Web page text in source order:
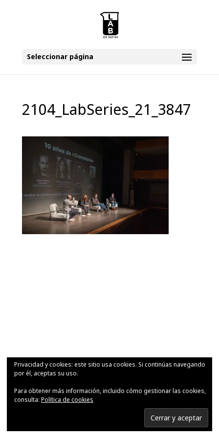
Seleccionar página
2104_LabSeries_21_3847
Privacidad y cookies: este sitio usa cookies. Si continúas navegando
por él, aceptas su uso.
Para obtener más información, incluido cómo gestionar las cookies,
consulta: Política de cookies